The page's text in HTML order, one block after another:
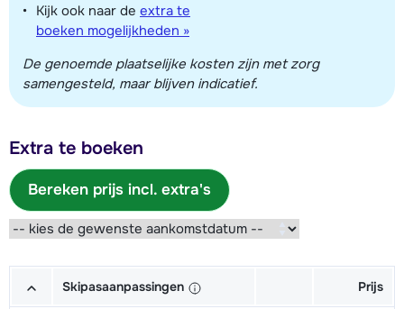
Kijk ook naar de extra te
boeken mogelijkheden »
De genoemde plaatselijke kosten zijn met zorg
samengesteld, maar blijven indicatief.
Extra te boeken
Bereken prijs incl. extra's
Skipasaanpassingen Prijs